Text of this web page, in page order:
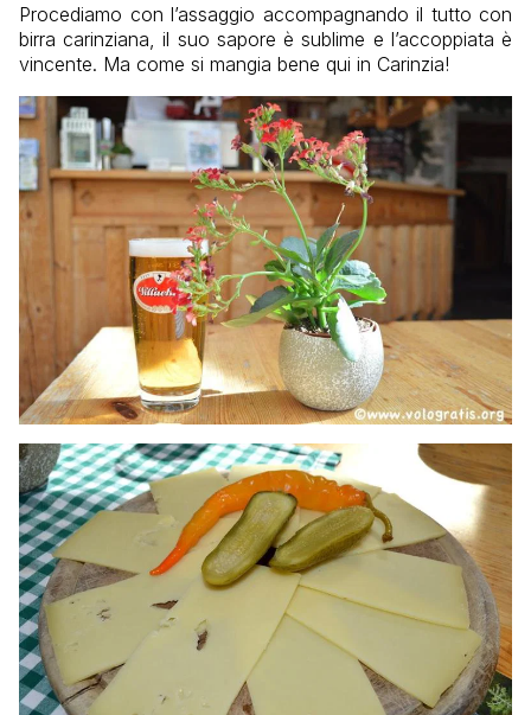
Procediamo con l’assaggio accompagnando il tutto con
birra carinziana, il suo sapore è sublime e l’accoppiata è
vincente. Ma come si mangia bene qui in Carinzia!